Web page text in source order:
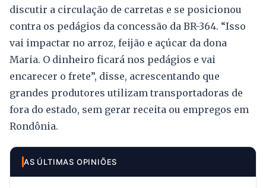
discutir a circulação de carretas e se posicionou
contra os pedágios da concessão da BR-364. “Isso
vai impactar no arroz, feijão e açúcar da dona
Maria. O dinheiro ficará nos pedágios e vai
encarecer o frete”, disse, acrescentando que
grandes produtores utilizam transportadoras de
fora do estado, sem gerar receita ou empregos em
Rondônia.
AS ÚLTIMAS OPINIÕES